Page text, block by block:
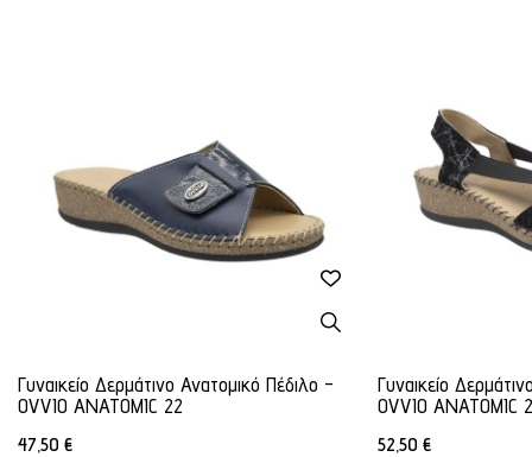
Γυναικείο Δερμάτινο Ανατομικό Πέδιλο -
OVVIO ANATOMIC 22
47,50 €
Γυναικείο
OVVIO ANATOMIC
52,50 €